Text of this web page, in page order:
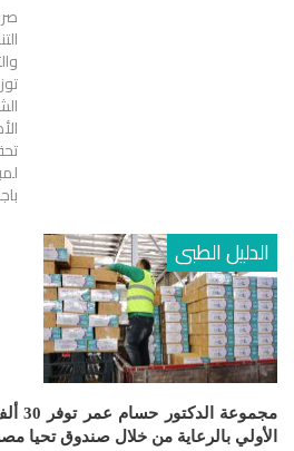
الدليل الطبى
الأولي بالرعاية من خلال صندوق تحيا